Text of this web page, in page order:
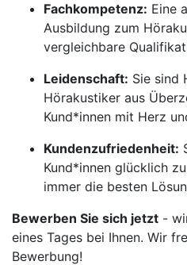
Fachkompetenz: Eine
Ausbildung zum
vergleichbare
Leidenschaft: Sie sind
Hörakustiker aus
Kund*innen mit Herz
Kundenzufriedenheit:
Kund*innen glücklich
immer die besten
Bewerben Sie sich jetzt -
eines Tages bei Ihnen. Wir
Bewerbung!